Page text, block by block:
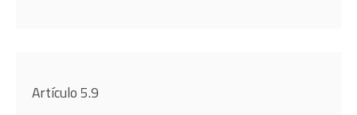
Artículo 5.9